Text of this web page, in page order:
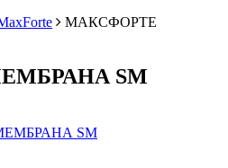
МАКСФОРТЕ
SM